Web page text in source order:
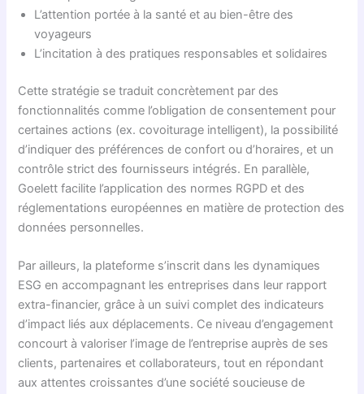
L’attention portée à la santé et au bien-être des
voyageurs
L’incitation à des pratiques responsables et solidaires
Cette stratégie se traduit concrètement par des
fonctionnalités comme l’obligation de consentement pour
certaines actions (ex. covoiturage intelligent), la possibilité
d’indiquer des préférences de confort ou d’horaires, et un
contrôle strict des fournisseurs intégrés. En parallèle,
Goelett facilite l’application des normes RGPD et des
réglementations européennes en matière de protection des
données personnelles.
Par ailleurs, la plateforme s’inscrit dans les dynamiques
ESG en accompagnant les entreprises dans leur rapport
extra-financier, grâce à un suivi complet des indicateurs
d’impact liés aux déplacements. Ce niveau d’engagement
concourt à valoriser l’image de l’entreprise auprès de ses
clients, partenaires et collaborateurs, tout en répondant
aux attentes croissantes d’une société soucieuse de